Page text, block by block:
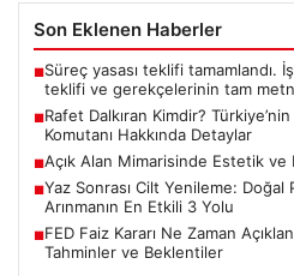
Son Eklenen Haberler
■Süreç yasası teklifi tamamlandı.
teklifi ve gerekçelerinin tam
■Rafet Dalkıran Kimdir?
Komutanı Hakkında Detaylar
■Açık Alan Mimarisinde Estetik ve
■Yaz Sonrası Cilt Yenileme:
Arınmanın En Etkili 3 Yolu
■FED Faiz Kararı Ne Zaman
Tahminler ve Beklentiler